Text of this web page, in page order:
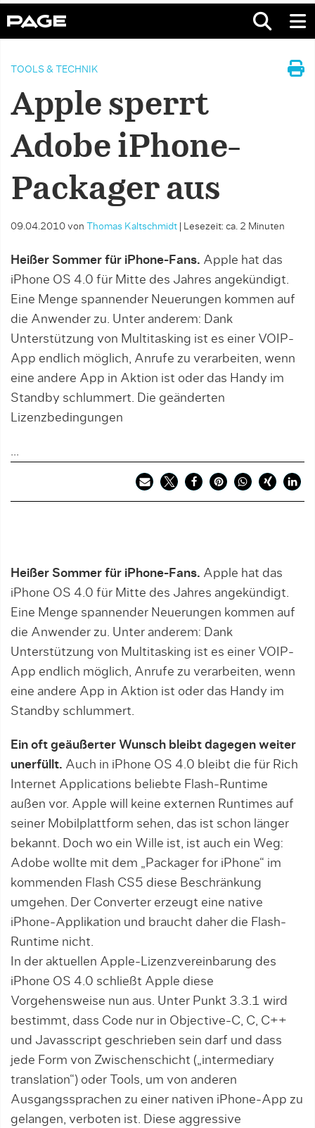
TOOLS & TECHNIK
Apple sperrt
Adobe iPhone-
Packager aus
09.04.2010 von Thomas Kaltschmidt Lesezeit: ca. 2 Minuten
Heißer Sommer für iPhone-Fans. Apple hat das
iPhone OS 4.0 für Mitte des Jahres angekündigt.
Eine Menge spannender Neuerungen kommen auf
die Anwender zu. Unter anderem: Dank
Unterstützung von Multitasking ist es einer VOIP-
App endlich möglich, Anrufe zu verarbeiten, wenn
eine andere App in Aktion ist oder das Handy im
Standby schlummert. Die geänderten
Lizenzbedingungen
...
Heißer Sommer für iPhone-Fans. Apple hat das
iPhone OS 4.0 für Mitte des Jahres angekündigt.
Eine Menge spannender Neuerungen kommen auf
die Anwender zu. Unter anderem: Dank
Unterstützung von Multitasking ist es einer VOIP-
App endlich möglich, Anrufe zu verarbeiten, wenn
eine andere App in Aktion ist oder das Handy im
Standby schlummert.
Ein oft geäußerter Wunsch bleibt dagegen weiter
unerfüllt. Auch in iPhone OS 4.0 bleibt die für Rich
Internet Applications beliebte Flash-Runtime
außen vor. Apple will keine externen Runtimes auf
seiner Mobilplattform sehen, das ist schon länger
bekannt. Doch wo ein Wille ist, ist auch ein Weg:
Adobe wollte mit dem „Packager for iPhone“ im
kommenden Flash CS5 diese Beschränkung
umgehen. Der Converter erzeugt eine native
iPhone-Applikation und braucht daher die Flash-
Runtime nicht.
In der aktuellen Apple-Lizenzvereinbarung des
iPhone OS 4.0 schließt Apple diese
Vorgehensweise nun aus. Unter Punkt 3.3.1 wird
bestimmt, dass Code nur in Objective-C, C, C++
und Javasscript geschrieben sein darf und dass
jede Form von Zwischenschicht („intermediary
translation“) oder Tools, um von anderen
Ausgangssprachen zu einer nativen iPhone-App zu
gelangen, verboten ist. Diese aggressive